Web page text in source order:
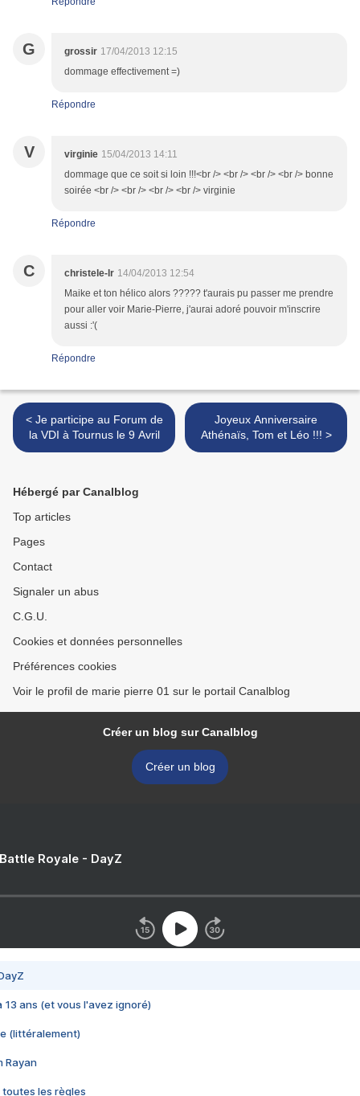
G grossir 17/04/2013 12:15
dommage effectivement =)
Répondre
V virginie 15/04/2013 14:11
dommage que ce soit si loin !!!<br /> <br /> <br /> <br /> bonne
soirée <br /> <br /> <br /> <br /> virginie
Répondre
C christele-lr 14/04/2013 12:54
Maike et ton hélico alors ????? t'aurais pu passer me prendre
pour aller voir Marie-Pierre, j'aurai adoré pouvoir m'inscrire
aussi :'(
Répondre
< Je participe au Forum de
la VDI à Tournus le 9 Avril
Joyeux Anniversaire
Athénaïs, Tom et Léo !!! >
Hébergé par Canalblog
Top articles
Pages
Contact
Signaler un abus
C.G.U.
Cookies et données personnelles
Préférences cookies
Voir le profil de marie pierre 01 sur le portail Canalblog
Créer un blog sur Canalblog
Créer un blog
Royale - DayZ
13 ans (et vous l'avez ignoré)
(littéralement)
Rayan
toutes les règles